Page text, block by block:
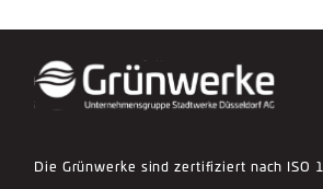
Die Grünwerke sind zertifiziert nach ISO